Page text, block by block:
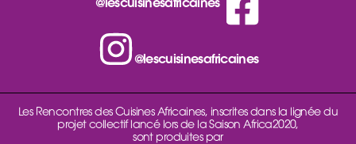
@lescuisinesafricaines
Les Rencontres des Cuisines Africaines, inscrites dans la lignée du
projet collectif lancé lors de la Saison Africa2020,
sont produites par